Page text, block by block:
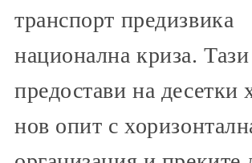
транспорт предизвика
национална криза.
предостави на десетки
нов опит с